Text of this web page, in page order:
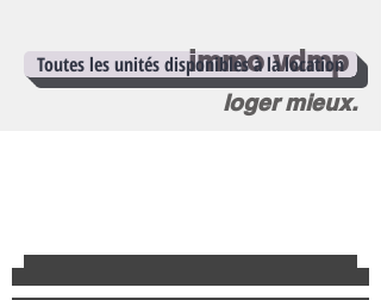
immo vdmp
loger mieux.
Toutes les unités disponibles à la location